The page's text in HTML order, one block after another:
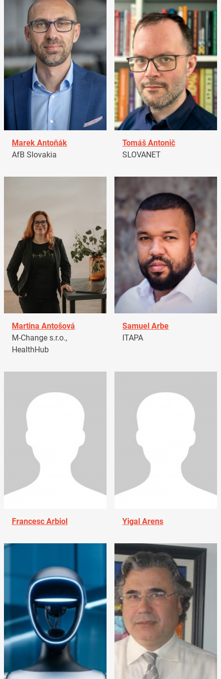
Marek Antoňák
AfB Slovakia
Tomáš Antonič
SLOVANET
Martina Antošová
M-Change s.r.o.,
HealthHub
Samuel Arbe
ITAPA
Francesc Arbiol Yigal Arens